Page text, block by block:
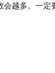
越多。一